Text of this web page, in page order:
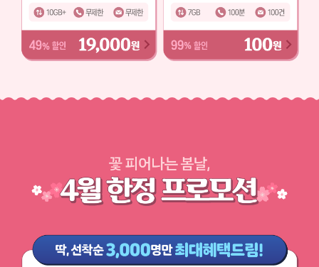
꽃 피어나는 봄날, 4월 한정 프로모션